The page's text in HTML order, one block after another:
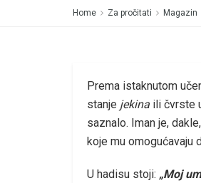
Home Za pročitati Magazin
Prema istaknutom
stanje jekina ili čvrste
saznalo. Iman je,
koje mu omogućavaju
U hadisu stoji: „Moj